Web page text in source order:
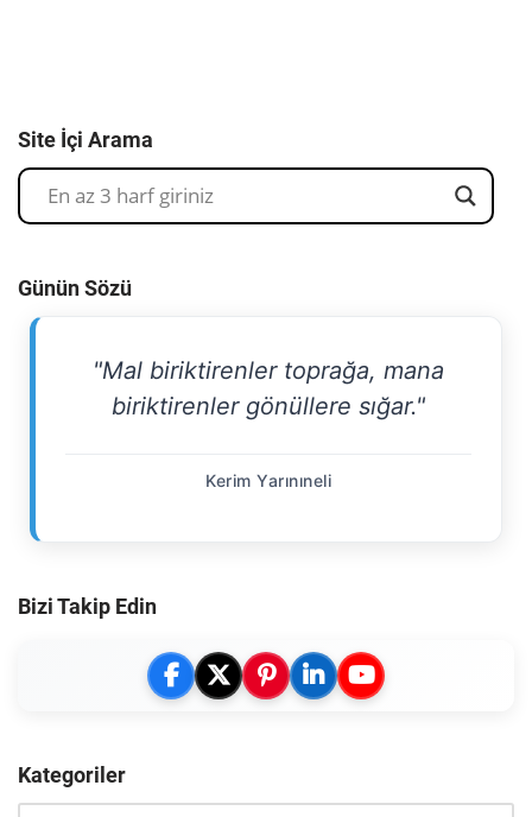
Site İçi Arama
Günün Sözü
"Mal biriktirenler toprağa, mana
biriktirenler gönüllere sığar."
Kerim Yarınıneli
Bizi Takip Edin
Kategoriler